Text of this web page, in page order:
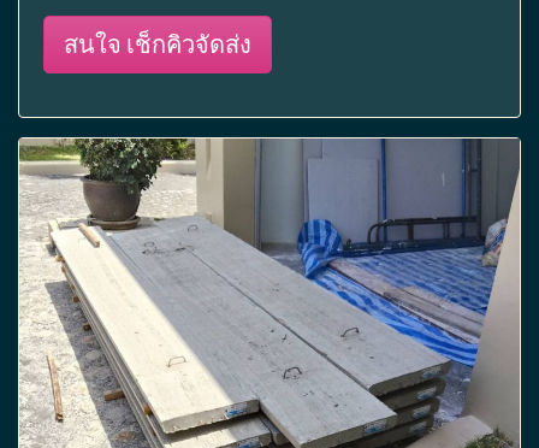
สนใจ เช็กคิวจัดส่ง